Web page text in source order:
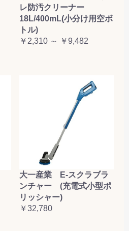
レ防汚クリーナー
18L/400mL(小分け用空ボ
トル)
￥2,310 ～ ￥9,482
大一産業 E-スクラブラ
ンチャー (充電式小型ポ
リッシャー)
￥32,780